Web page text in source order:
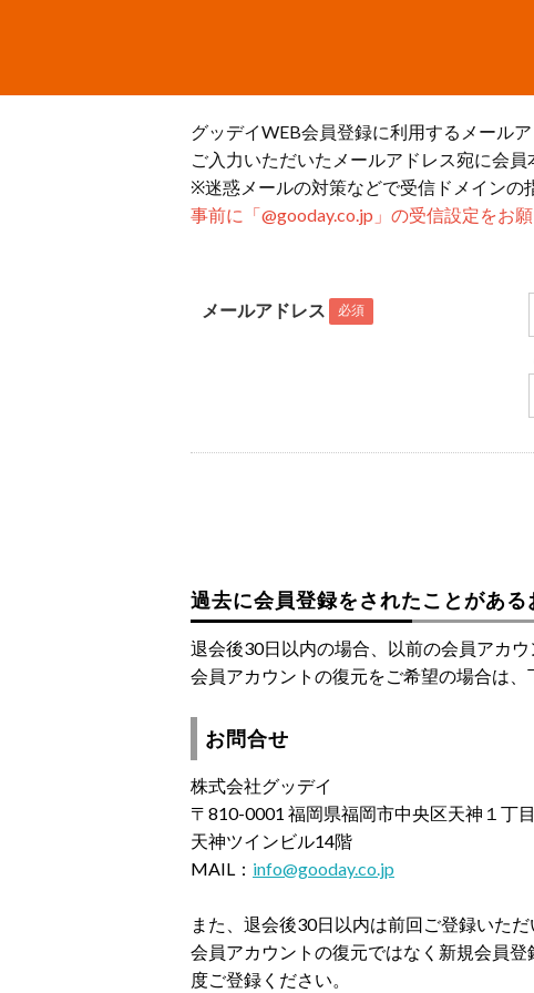
グッデイWEB会員登録に利用するメール
ご入力いただいたメールアドレス宛に会員
※迷惑メールの対策などで受信ドメインの
事前に「@gooday.co.jp」の受信設定をお願
メールアドレス 必須
過去に会員登録をされたことがある
退会後30日以内の場合、以前の会員アカウ
会員アカウントの復元をご希望の場合は、
お問合せ
株式会社グッデイ
〒810-0001 福岡県福岡市中央区天神１丁
天神ツインビル14階
MAIL： info@gooday.co.jp
また、退会後30日以内は前回ご登録いた
会員アカウントの復元ではなく新規会員
度ご登録ください。